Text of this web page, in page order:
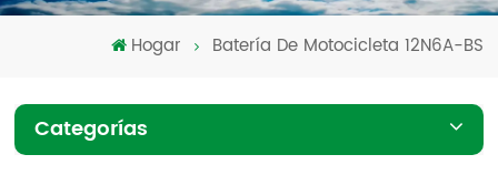
Hogar Batería De Motocicleta 12N6A-BS
Categorías